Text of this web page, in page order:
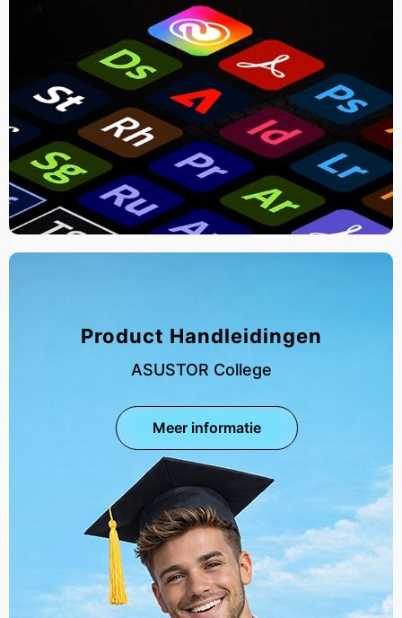
Product Handleidingen
ASUSTOR College
Meer informatie